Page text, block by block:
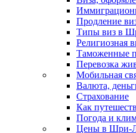
Продление
Типы виз в
Религиозная
Таможенные
Перевозка
Мобильная
Валюта,
Страхование
Как
Погода и
Цены в Шри-